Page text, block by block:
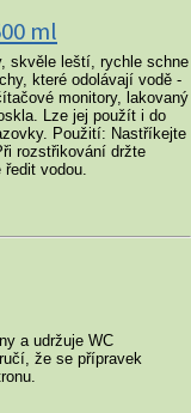
ml
skvěle leští, rychle schne
které odolávají vodě -
monitory, lakovaný
Lze jej použít i do
Použití: Nastříkejte
rozstřikování držte
vodou.
a udržuje WC
že se přípravek